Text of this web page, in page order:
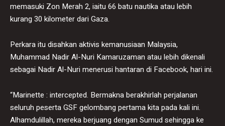
memasuki Zon Merah 2, iaitu 66 batu nautika atau lebih
kurang 30 kilometer dari Gaza.
Perkara itu disahkan aktivis kemanusiaan Malaysia,
Muhammad Nadir Al-Nuri Kamaruzaman atau lebih dikenali
sebagai Nadir Al-Nuri menerusi hantaran di Facebook, hari ini.
“Marinette : intercepted. Bermakna berakhirlah perjalanan
seluruh peserta GSF gelombang pertama kita pada kali ini.
Alhamdulillah, mereka berjuang dengan Sumud sehingga ke